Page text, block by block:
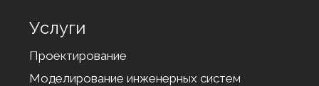
Услуги
Проектирование
Моделирование инженерных систем